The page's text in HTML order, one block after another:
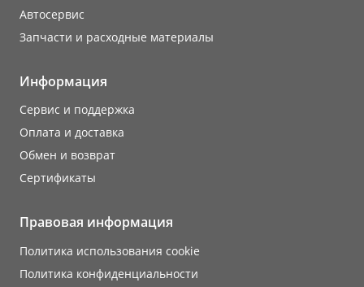
Автосервис
Запчасти и расходные материалы
Информация
Сервис и поддержка
Оплата и доставка
Обмен и возврат
Сертификаты
Правовая информация
Политика использования cookie
Политика конфиденциальности